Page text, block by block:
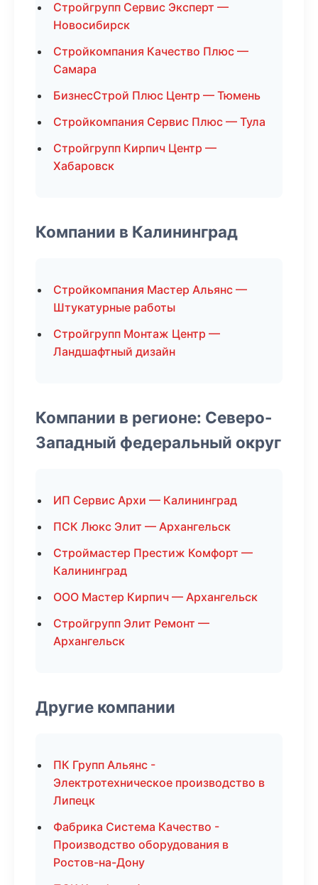
Стройгрупп Сервис Эксперт —
Новосибирск
Стройкомпания Качество Плюс —
Самара
БизнесСтрой Плюс Центр — Тюмень
Стройкомпания Сервис Плюс — Тула
Стройгрупп Кирпич Центр —
Хабаровск
Компании в Калининград
Стройкомпания Мастер Альянс —
Штукатурные работы
Стройгрупп Монтаж Центр —
Ландшафтный дизайн
Компании в регионе: Северо-
Западный федеральный округ
ИП Сервис Архи — Калининград
ПСК Люкс Элит — Архангельск
Строймастер Престиж Комфорт —
Калининград
ООО Мастер Кирпич — Архангельск
Стройгрупп Элит Ремонт —
Архангельск
Другие компании
ПК Групп Альянс -
Электротехническое производство в
Липецк
Фабрика Система Качество -
Производство оборудования в
Ростов-на-Дону